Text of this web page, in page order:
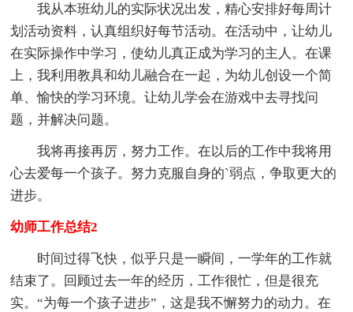
我从本班幼儿的实际状况出发，精心安排好每周计
划活动资料，认真组织好每节活动。在活动中，让幼儿
在实际操作中学习，使幼儿真正成为学习的主人。在课
上，我利用教具和幼儿融合在一起，为幼儿创设一个简
单、愉快的学习环境。让幼儿学会在游戏中去寻找问
题，并解决问题。
我将再接再厉，努力工作。在以后的工作中我将用
心去爱每一个孩子。努力克服自身的`弱点，争取更大的
进步。
幼师工作总结2
时间过得飞快，似乎只是一瞬间，一学年的工作就
结束了。回顾过去一年的经历，工作很忙，但是很充
实。“为每一个孩子进步”，这是我不懈努力的动力。在